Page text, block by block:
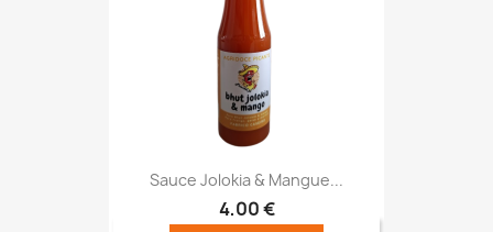
Sauce Jolokia & Mangue...
4,00 €